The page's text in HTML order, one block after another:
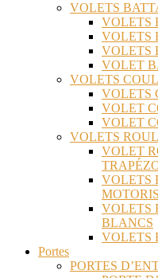
VOLETS
VOLETS
VOLETS
VOLETS
VOLET
VOLETS
VOLETS
VOLET
VOLET
VOLETS
VOLET
VOLETS
VOLETS
BLANCS
VOLETS
Portes
PORTES